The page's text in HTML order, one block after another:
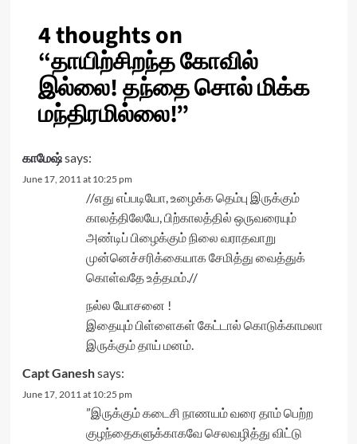
4 thoughts on
“தாயிற்சிறந்த கோவில்
இல்லை! தந்தை சொல் மிக்க
மந்திரமில்லை!”
காமேஷ்says:
June 17, 2011 at 10:25 pm
//எது எப்படியோ, உழைக்க தெம்பு இருக்கும்
காலத்திலேயே, பிற்காலத்தில் ஒருவரையும்
அண்டிப் பிழைக்கும் நிலை வராதவாறு
முன்னெச்சரிக்கையாக சேமித்து வைத்துக்
கொள்வதே உத்தமம்.//
நல்ல யோசனை !
இதையும் பிள்ளைகள் கேட்டால் கொடுக்காமலா
இருக்கும் தாய் மனம்.
Capt Ganeshsays:
June 17, 2011 at 10:25 pm
”இருக்கும் கடைசி நாணயம் வரை தாம் பெற்ற
குழந்தைகளுக்காகவே செலவழித்து விட்டு